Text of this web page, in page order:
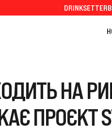
DRINKSETTER
НА
ПРОЄКТ